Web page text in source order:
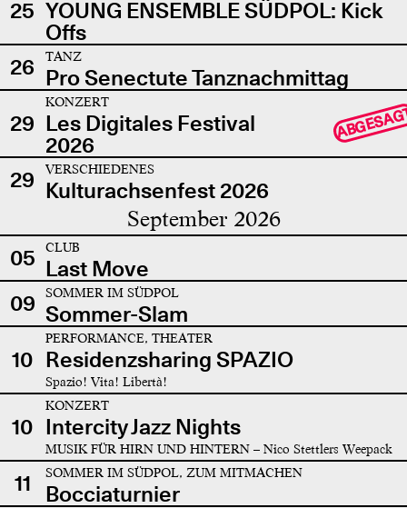
25 YOUNG ENSEMBLE SÜDPOL: Kick
Offs
26
TANZ
Pro Senectute Tanznachmittag
29
KONZERT
Les Digitales Festival
2026
29 VERSCHIEDENES
Kulturachsenfest 2026
September 2026
05 CLUB
Last Move
09
SOMMER IM SÜDPOL
Sommer-Slam
10
PERFORMANCE, THEATER
Residenzsharing SPAZIO
Spazio! Vita! Libertà!
10
KONZERT
Intercity Jazz Nights
MUSIK FÜR HIRN UND HINTERN – Nico Stettlers Weepack
11 SOMMER IM SÜDPOL, ZUM MITMACHEN
Bocciaturnier